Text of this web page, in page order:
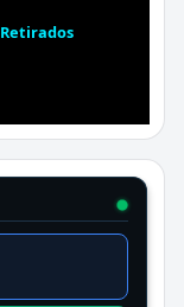
Retirados